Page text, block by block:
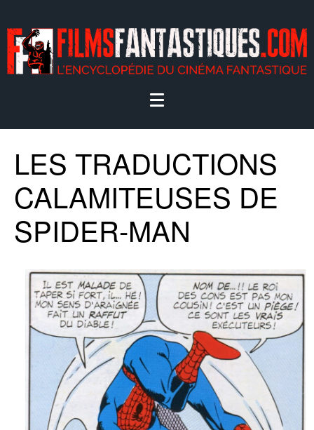
LES TRADUCTIONS
CALAMITEUSES DE
SPIDER-MAN